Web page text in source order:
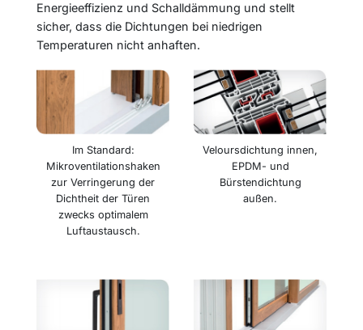
Energieeffizienz und Schalldämmung und stellt
sicher, dass die Dichtungen bei niedrigen
Temperaturen nicht anhaften.
Im Standard:
Mikroventilationshaken
zur Verringerung der
Dichtheit der Türen
zwecks optimalem
Luftaustausch.
Veloursdichtung innen,
EPDM- und
Bürstendichtung
außen.